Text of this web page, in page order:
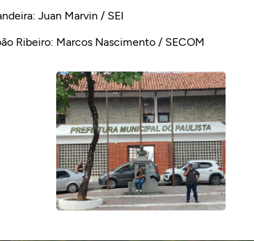
Juan Marvin / SEI
Ribeiro: Marcos Nascimento / SECOM